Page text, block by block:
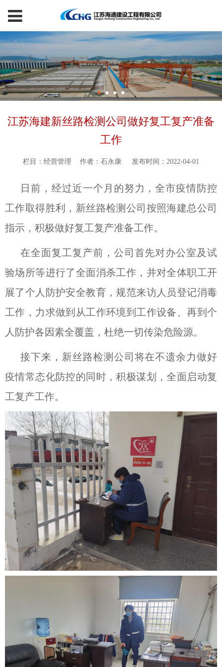
江苏海建新丝路检测公司做好复工复产准备
工作
栏目：经营管理 作者：石永康 发布时间：2022-04-01
日前，经过近一个月的努力，全市疫情防控
工作取得胜利，新丝路检测公司按照海建总公司
指示，积极做好复工复产准备工作。
在全面复工复产前，公司首先对办公室及试
验场所等进行了全面消杀工作，并对全体职工开
展了个人防护安全教育，规范来访人员登记消毒
工作，力求做到从工作环境到工作设备、再到个
人防护各因素全覆盖，杜绝一切传染危险源。
接下来，新丝路检测公司将在不遗余力做好
疫情常态化防控的同时，积极谋划，全面启动复
工复产工作。